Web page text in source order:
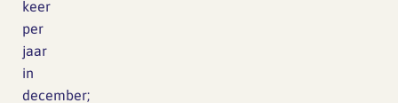
keer
per
jaar
in
december;